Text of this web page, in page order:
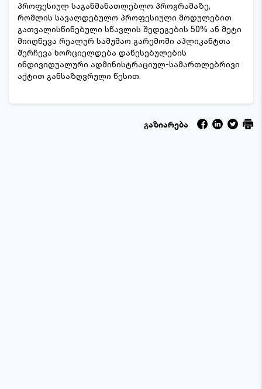
პროფესიულ საგანმანათლებლო პროგრამაზე,
რომლის სავალდებულო პროფესიული მოდულებით
გათვალისწინებული სწავლის შედეგების 50% ან მეტი
მიიღწევა რეალურ სამუშაო გარემოში აპლიკანტთა
შერჩევა ხორციელდება დაწესებულების
ინდივიდუალური ადმინისტრაციულ-სამართლებრივი
აქტით განსაზღვრული წესით.
გაზიარება